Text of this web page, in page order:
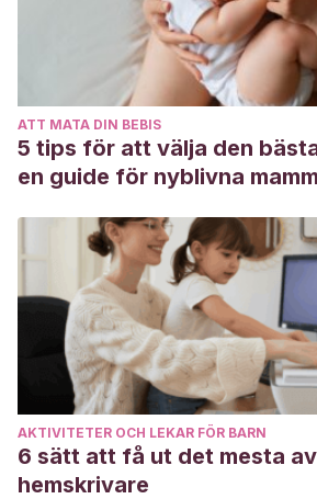
http://repositori.uji.es/xmlui/handle/
ATT MATA DIN BEBIS
5 tips för att välja den
en guide för nyblivna
AKTIVITETER OCH LEKAR FÖR BARN
6 sätt att få ut det mesta
hemskrivare